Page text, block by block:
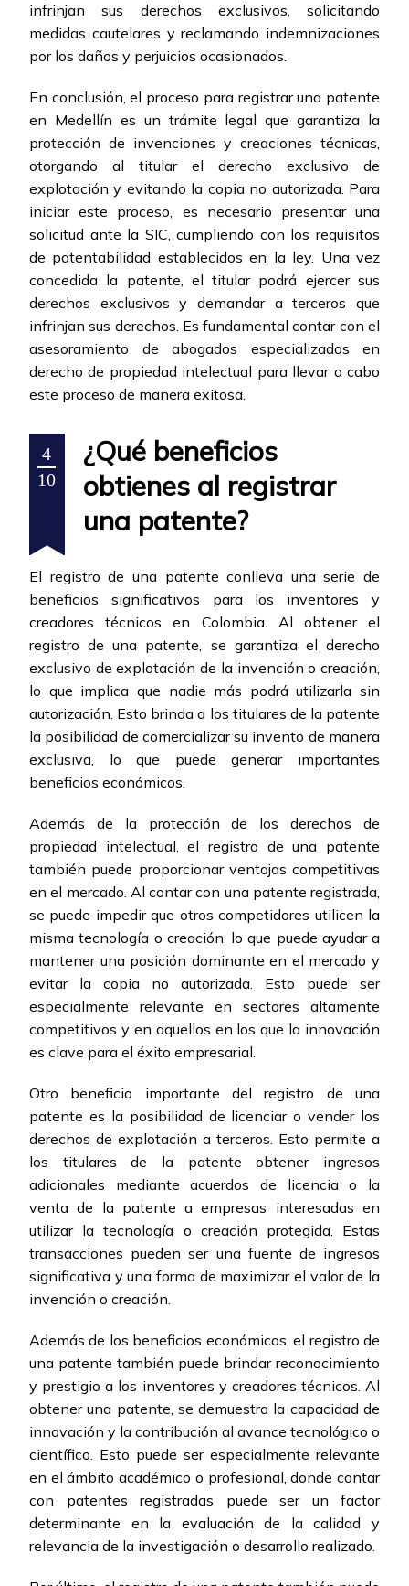
infrinjan sus derechos exclusivos, solicitando
medidas cautelares y reclamando indemnizaciones
por los daños y perjuicios ocasionados.
En conclusión, el proceso para registrar una patente
en Medellín es un trámite legal que garantiza la
protección de invenciones y creaciones técnicas,
otorgando al titular el derecho exclusivo de
explotación y evitando la copia no autorizada. Para
iniciar este proceso, es necesario presentar una
solicitud ante la SIC, cumpliendo con los requisitos
de patentabilidad establecidos en la ley. Una vez
concedida la patente, el titular podrá ejercer sus
derechos exclusivos y demandar a terceros que
infrinjan sus derechos. Es fundamental contar con el
asesoramiento de abogados especializados en
derecho de propiedad intelectual para llevar a cabo
este proceso de manera exitosa.
4
10
¿Qué beneficios
obtienes al registrar
una patente?
El registro de una patente conlleva una serie de
beneficios significativos para los inventores y
creadores técnicos en Colombia. Al obtener el
registro de una patente, se garantiza el derecho
exclusivo de explotación de la invención o creación,
lo que implica que nadie más podrá utilizarla sin
autorización. Esto brinda a los titulares de la patente
la posibilidad de comercializar su invento de manera
exclusiva, lo que puede generar importantes
beneficios económicos.
Además de la protección de los derechos de
propiedad intelectual, el registro de una patente
también puede proporcionar ventajas competitivas
en el mercado. Al contar con una patente registrada,
se puede impedir que otros competidores utilicen la
misma tecnología o creación, lo que puede ayudar a
mantener una posición dominante en el mercado y
evitar la copia no autorizada. Esto puede ser
especialmente relevante en sectores altamente
competitivos y en aquellos en los que la innovación
es clave para el éxito empresarial.
Otro beneficio importante del registro de una
patente es la posibilidad de licenciar o vender los
derechos de explotación a terceros. Esto permite a
los titulares de la patente obtener ingresos
adicionales mediante acuerdos de licencia o la
venta de la patente a empresas interesadas en
utilizar la tecnología o creación protegida. Estas
transacciones pueden ser una fuente de ingresos
significativa y una forma de maximizar el valor de la
invención o creación.
Además de los beneficios económicos, el registro de
una patente también puede brindar reconocimiento
y prestigio a los inventores y creadores técnicos. Al
obtener una patente, se demuestra la capacidad de
innovación y la contribución al avance tecnológico o
científico. Esto puede ser especialmente relevante
en el ámbito académico o profesional, donde contar
con patentes registradas puede ser un factor
determinante en la evaluación de la calidad y
relevancia de la investigación o desarrollo realizado.